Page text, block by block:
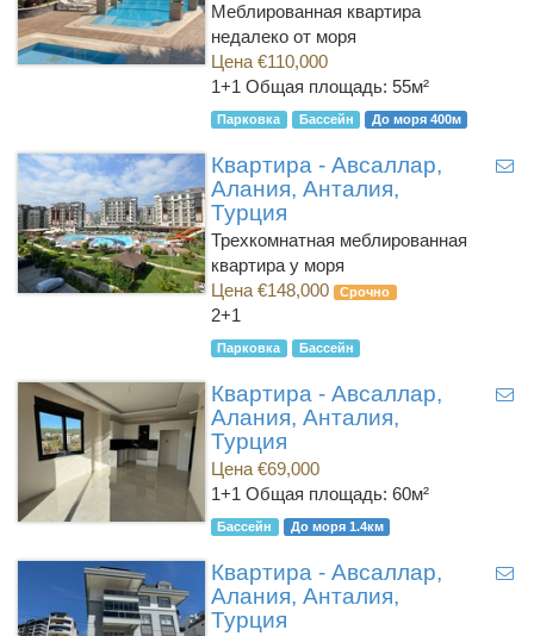
Меблированная квартира
недалеко от моря
Цена €110,000
1+1 Общая площадь: 55м²
Парковка Бассейн До моря 400м
Квартира - Авсаллар,
Алания, Анталия,
Турция
Трехкомнатная меблированная
квартира у моря
Цена €148,000
Срочно
2+1
Парковка Бассейн
Квартира - Авсаллар,
Алания, Анталия,
Турция
Цена €69,000
1+1 Общая площадь: 60м²
Бассейн До моря 1.4км
Квартира - Авсаллар,
Алания, Анталия,
Турция